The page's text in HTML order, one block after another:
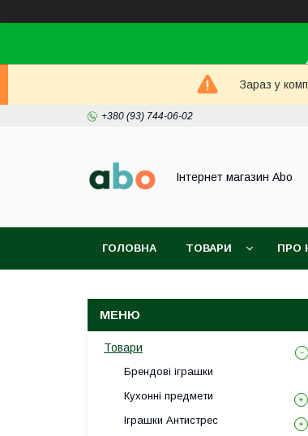
Зараз у
+380 (93) 744-06-02
Інтернет магазин Abo
ГОЛОВНА ТОВАРИ ПРО
Товари
Брендові іграшки
Кухонні предмети
Іграшки Антистрес